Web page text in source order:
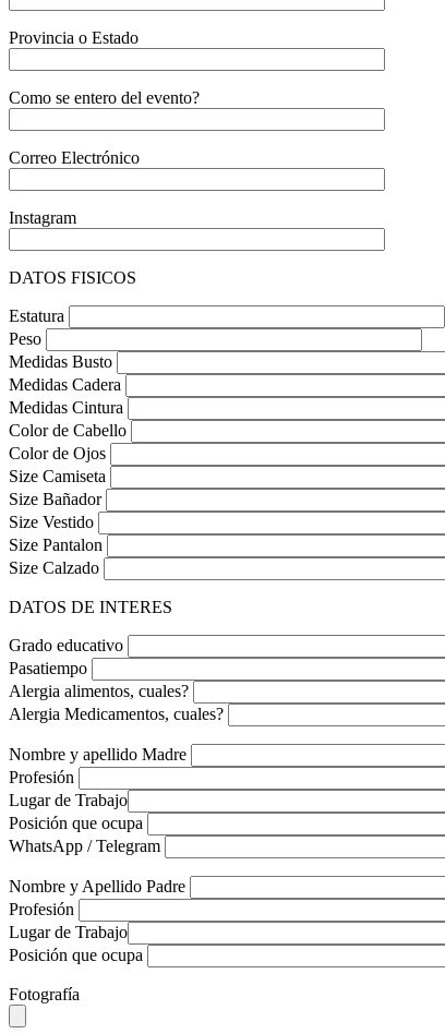
Provincia o Estado
Como se entero del evento?
Correo Electrónico
Instagram
DATOS FISICOS
Estatura
Peso
Medidas Busto
Medidas Cadera
Medidas Cintura
Color de Cabello
Color de Ojos
Size Camiseta
Size Bañador
Size Vestido
Size Pantalon
Size Calzado
DATOS DE INTERES
Grado educativo
Pasatiempo
Alergia alimentos, cuales?
Alergia Medicamentos, cuales?
Nombre y apellido Madre
Profesión
Lugar de Trabajo
Posición que ocupa
WhatsApp / Telegram
Nombre y Apellido Padre
Profesión
Lugar de Trabajo
Posición que ocupa
Fotografía